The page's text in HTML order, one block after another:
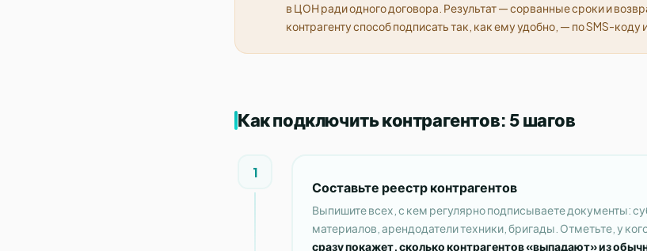
в ЦОН ради одного договора. Результат — сорванные сроки и
контрагенту способ подписать так, как ему удобно, — по SMS-коду
Как подключить контрагентов: 5 шагов
1
Составьте реестр контрагентов
Выпишите всех, с кем регулярно подписываете документы:
материалов, арендодатели техники, бригады. Отметьте, у
сразу покажет, сколько контрагентов «выпадают» из